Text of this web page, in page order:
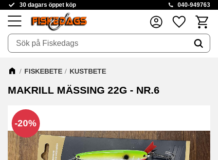
Meny
30 dagars öppet köp 040-949763
Favoriter
FISKEBETE KUSTBETE
MAKRILL MÄSSING 22G - NR.6
20%